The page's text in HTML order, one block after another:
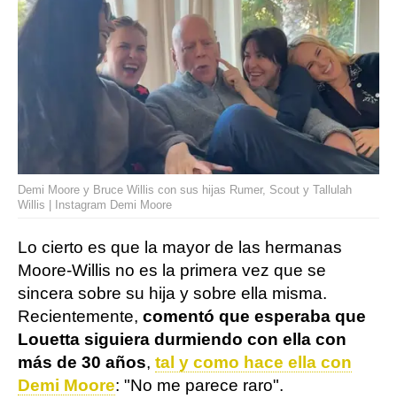
Demi Moore y Bruce Willis con sus hijas Rumer, Scout y Tallulah
Willis | Instagram Demi Moore
Lo cierto es que la mayor de las hermanas
Moore-Willis no es la primera vez que se
sincera sobre su hija y sobre ella misma.
Recientemente, comentó que esperaba que
Louetta siguiera durmiendo con ella con
más de 30 años, tal y como hace ella con
Demi Moore: "No me parece raro".